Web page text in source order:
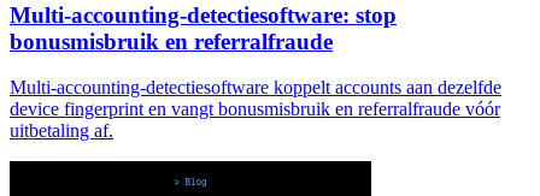
Multi-accounting-detectiesoftware: stop
bonusmisbruik en referralfraude
Multi-accounting-detectiesoftware koppelt accounts aan dezelfde
device fingerprint en vangt bonusmisbruik en referralfraude vóór
uitbetaling af.